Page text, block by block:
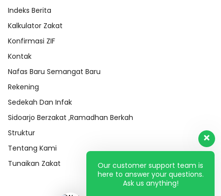
Indeks Berita
Kalkulator Zakat
Konfirmasi ZIF
Kontak
Nafas Baru Semangat Baru
Rekening
Sedekah Dan Infak
Sidoarjo Berzakat ,Ramadhan Berkah
Struktur
Tentang Kami
Tunaikan Zakat
Our customer support team is
here to answer your questions.
Ask us anything!